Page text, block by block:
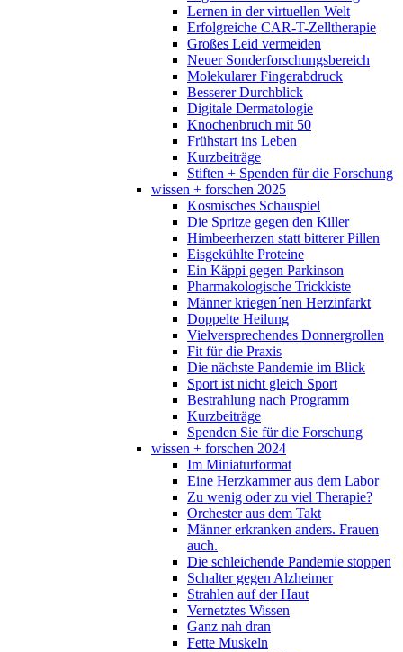
Lernen in der virtuellen Welt
Erfolgreiche CAR-T-Zelltherapie
Großes Leid vermeiden
Neuer Sonderforschungsbereich
Molekularer Fingerabdruck
Besserer Durchblick
Digitale Dermatologie
Knochenbruch mit 50
Frühstart ins Leben
Kurzbeiträge
Stiften + Spenden für die Forschung
wissen + forschen 2025
Kosmisches Schauspiel
Die Spritze gegen den Killer
Himbeerherzen statt bitterer Pillen
Eisgekühlte Proteine
Ein Käppi gegen Parkinson
Pharmakologische Trickkiste
Männer kriegen´nen Herzinfarkt
Doppelte Heilung
Vielversprechendes Donnergrollen
Fit für die Praxis
Die nächste Pandemie im Blick
Sport ist nicht gleich Sport
Bestrahlung nach Programm
Kurzbeiträge
Spenden Sie für die Forschung
wissen + forschen 2024
Im Miniaturformat
Eine Herzkammer aus dem Labor
Zu wenig oder zu viel Therapie?
Orchester aus dem Takt
Männer erkranken anders. Frauen
auch.
Die schleichende Pandemie stoppen
Schalter gegen Alzheimer
Strahlen auf der Haut
Vernetztes Wissen
Ganz nah dran
Fette Muskeln